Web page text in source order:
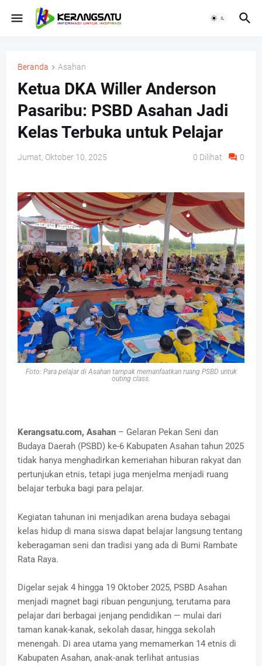
Beranda Asahan
Ketua DKA Willer Anderson
Pasaribu: PSBD Asahan Jadi
Kelas Terbuka untuk Pelajar
Jumat, Oktober 10, 2025 0 Dilihat 0
Foto: Para pelajar di Asahan tampak memanfaatkan ruang PSBD untuk
outing class.
Kerangsatu.com, Asahan – Gelaran Pekan Seni dan
Budaya Daerah (PSBD) ke-6 Kabupaten Asahan tahun 2025
tidak hanya menghadirkan kemeriahan hiburan rakyat dan
pertunjukan etnis, tetapi juga menjelma menjadi ruang
belajar terbuka bagi para pelajar.
Kegiatan tahunan ini menjadikan arena budaya sebagai
kelas hidup di mana siswa dapat belajar langsung tentang
keberagaman seni dan tradisi yang ada di Bumi Rambate
Rata Raya.
Digelar sejak 4 hingga 19 Oktober 2025, PSBD Asahan
menjadi magnet bagi ribuan pengunjung, terutama para
pelajar dari berbagai jenjang pendidikan — mulai dari
taman kanak-kanak, sekolah dasar, hingga sekolah
menengah. Di area utama yang memamerkan 14 etnis di
Kabupaten Asahan, anak-anak terlihat antusias